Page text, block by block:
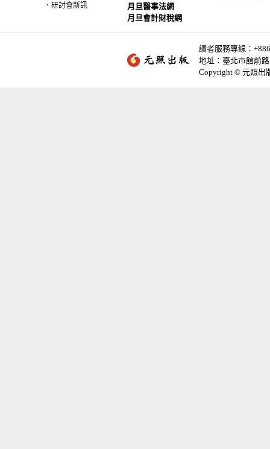
． 研討會新訊
月旦醫事法網
月旦會計財稅網
讀者服務專線：
地址：臺北市館前
Copyright © 元照出